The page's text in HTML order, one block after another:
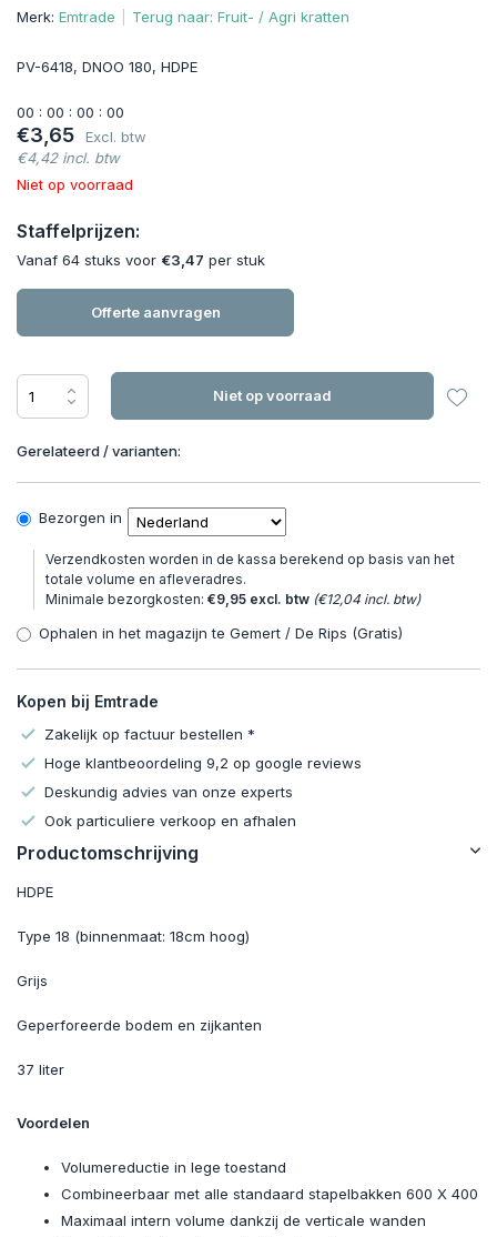
Merk: Emtrade Terug naar: Fruit- / Agri kratten
PV-6418, DNOO 180, HDPE
00 : 00 : 00 : 00
€3,65
Excl. btw
€4,42 incl. btw
Niet op voorraad
Staffelprijzen:
Vanaf 64 stuks voor €3,47 per stuk
Offerte aanvragen
Niet op voorraad
Gerelateerd / varianten:
Bezorgen in
Verzendkosten worden in de kassa berekend op basis van het
totale volume en afleveradres.
Minimale bezorgkosten: €9,95 excl. btw (€12,04 incl. btw)
Ophalen in het magazijn te Gemert / De Rips (Gratis)
Kopen bij Emtrade
Zakelijk op factuur bestellen *
Hoge klantbeoordeling 9,2 op google reviews
Deskundig advies van onze experts
Ook particuliere verkoop en afhalen
Productomschrijving
HDPE
Type 18 (binnenmaat: 18cm hoog)
Grijs
Geperforeerde bodem en zijkanten
37 liter
Voordelen
Volumereductie in lege toestand
Combineerbaar met alle standaard stapelbakken 600 X 400
Maximaal intern volume dankzij de verticale wanden